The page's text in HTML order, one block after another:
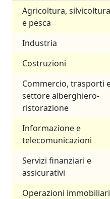
Agricoltura, silvicoltura
e pesca
Industria
Costruzioni
Commercio, trasporti
settore alberghiero-
ristorazione
Informazione e
telecomunicazioni
Servizi finanziari e
assicurativi
Operazioni immobiliari